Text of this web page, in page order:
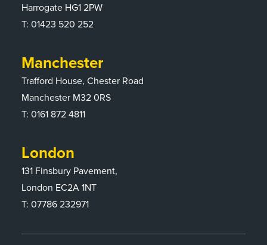
Harrogate HG1 2PW
T: 01423 520 252
Manchester
Trafford House, Chester Road
Manchester M32 0RS
T: 0161 872 4811
London
131 Finsbury Pavement,
London EC2A 1NT
T: 07786 232971